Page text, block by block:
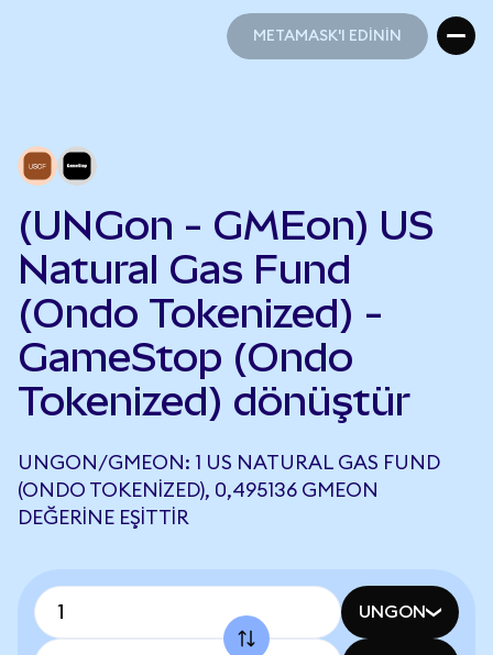
METAMASK'I EDİNİN
(UNGon - GMEon) US
Natural Gas Fund
(Ondo Tokenized) -
GameStop (Ondo
Tokenized) dönüştür
UNGON/GMEON: 1 US NATURAL GAS FUND
(ONDO TOKENIZED), 0,495136 GMEON
DEĞERINE EŞITTIR
UNGON